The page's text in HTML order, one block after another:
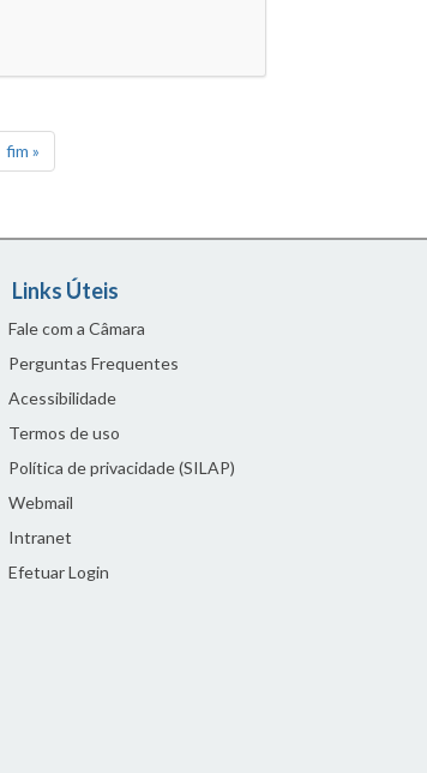
fim »
Links Úteis
Fale com a Câmara
Perguntas Frequentes
Acessibilidade
Termos de uso
Política de privacidade (SILAP)
Webmail
Intranet
Efetuar Login